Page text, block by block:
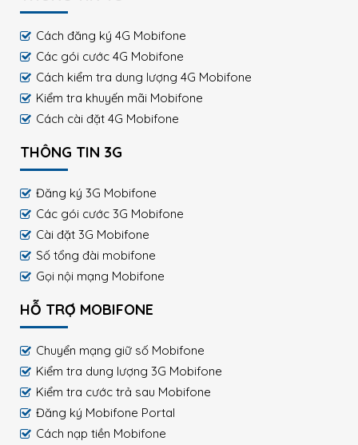
Cách đăng ký 4G Mobifone
Các gói cước 4G Mobifone
Cách kiểm tra dung lượng 4G Mobifone
Kiểm tra khuyến mãi Mobifone
Cách cài đặt 4G Mobifone
THÔNG TIN 3G
Đăng ký 3G Mobifone
Các gói cước 3G Mobifone
Cài đặt 3G Mobifone
Số tổng đài mobifone
Gọi nội mạng Mobifone
HỖ TRỢ MOBIFONE
Chuyển mạng giữ số Mobifone
Kiểm tra dung lượng 3G Mobifone
Kiểm tra cước trả sau Mobifone
Đăng ký Mobifone Portal
Cách nạp tiền Mobifone